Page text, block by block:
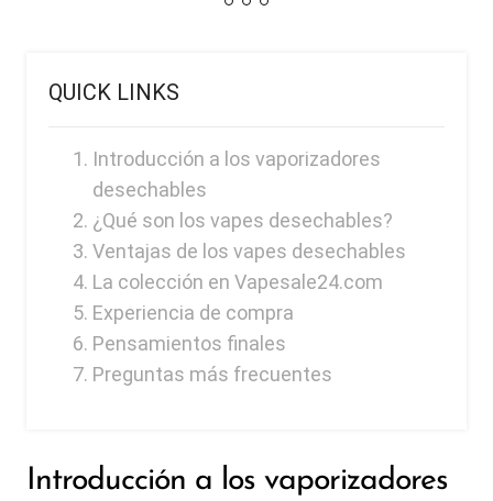
QUICK LINKS
Introducción a los vaporizadores
desechables
¿Qué son los vapes desechables?
Ventajas de los vapes desechables
La colección en Vapesale24.com
Experiencia de compra
Pensamientos finales
Preguntas más frecuentes
Introducción a los vaporizadores